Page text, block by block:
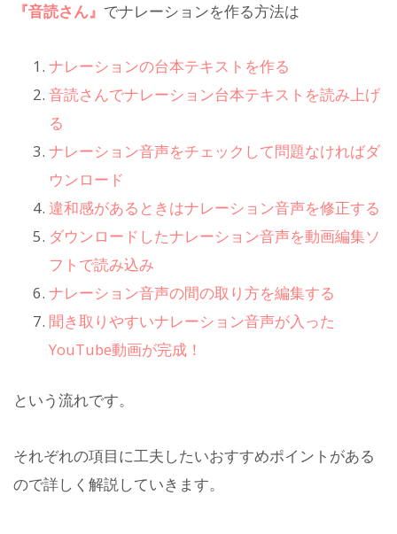
『音読さん』 でナレーションを作る方法は
ナレーションの台本テキストを作る
音読さんでナレーション台本テキストを読み上げ
る
ナレーション音声をチェックして問題なければダ
ウンロード
違和感があるときはナレーション音声を修正する
ダウンロードしたナレーション音声を動画編集ソ
フトで読み込み
ナレーション音声の間の取り方を編集する
聞き取りやすいナレーション音声が入った
YouTube動画が完成！
という流れです。
それぞれの項目に工夫したいおすすめポイントがある
ので詳しく解説していきます。